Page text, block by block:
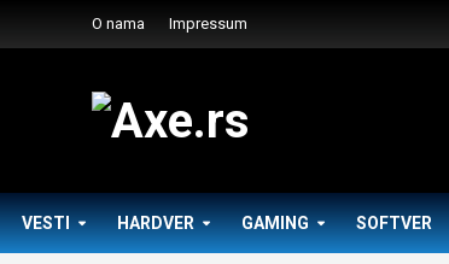
O nama Impressum
VESTI HARDVER GAMING SOFTVER